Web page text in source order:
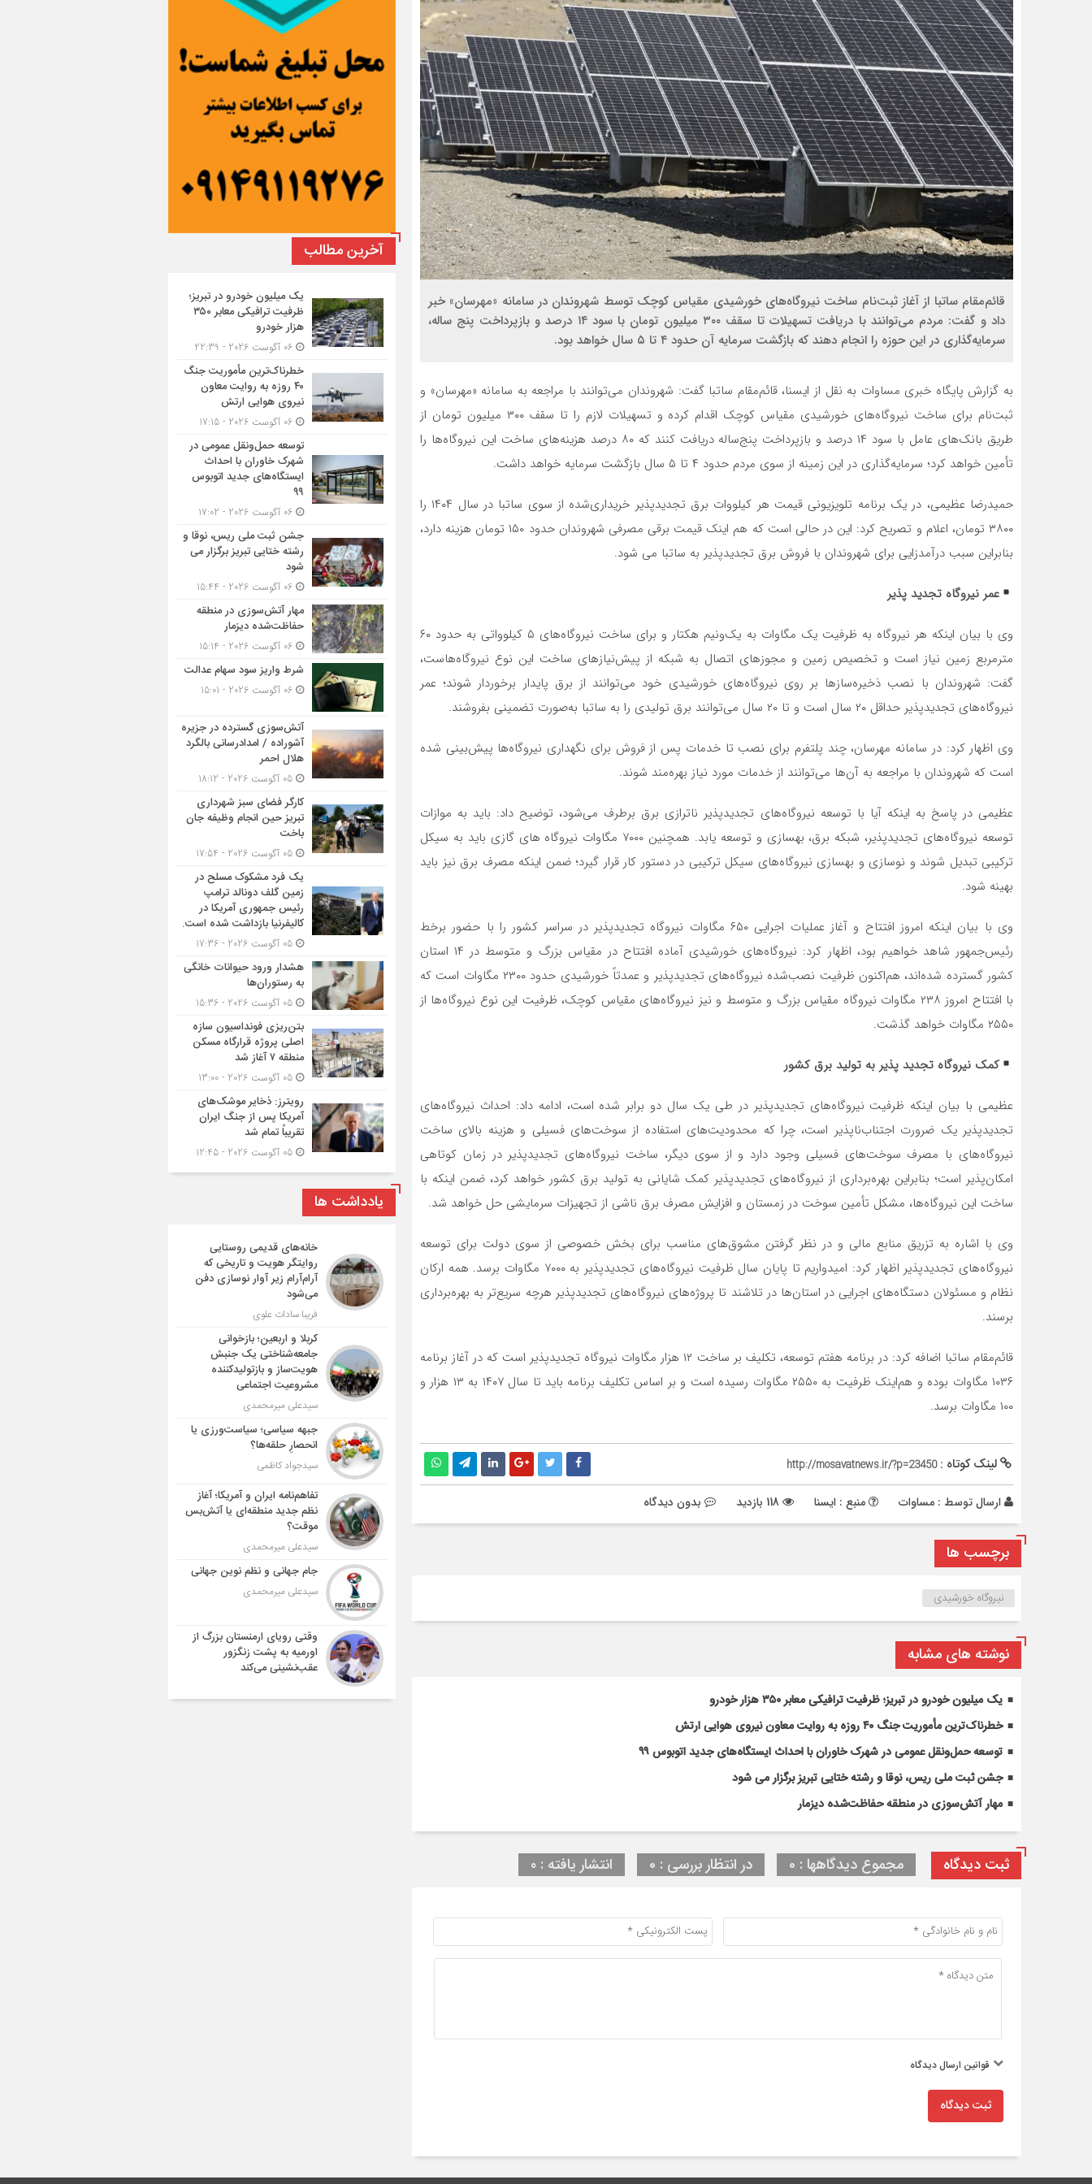
قائم‌مقام ساتبا از آغاز ثبت‌نام ساخت نیروگاه‌های خورشیدی مقیاس کوچک توسط شهروندان در سامانه «مهرسان» خبر
داد و گفت: مردم می‌توانند با دریافت تسهیلات تا سقف ۳۰۰ میلیون تومان با سود ۱۴ درصد و بازپرداخت پنج ساله،
سرمایه‌گذاری در این حوزه را انجام دهند که بازگشت سرمایه آن حدود ۴ تا ۵ سال خواهد بود.
به گزارش پایگاه خبری مساوات به نقل از ایسنا، قائم‌مقام ساتبا گفت: شهروندان می‌توانند با مراجعه به سامانه «مهرسان» و
ثبت‌نام برای ساخت نیروگاه‌های خورشیدی مقیاس کوچک اقدام کرده و تسهیلات لازم را تا سقف ۳۰۰ میلیون تومان از
طریق بانک‌های عامل با سود ۱۴ درصد و بازپرداخت پنج‌ساله دریافت کنند که ۸۰ درصد هزینه‌های ساخت این نیروگاه‌ها را
تأمین خواهد کرد؛ سرمایه‌گذاری در این زمینه از سوی مردم حدود ۴ تا ۵ سال بازگشت سرمایه خواهد داشت.
حمیدرضا عظیمی، در یک برنامه تلویزیونی قیمت هر کیلووات برق تجدیدپذیر خریداری‌شده از سوی ساتبا در سال ۱۴۰۴ را
۳۸۰۰ تومان، اعلام و تصریح کرد: این در حالی است که هم اینک قیمت برقی مصرفی شهروندان حدود ۱۵۰ تومان هزینه دارد،
بنابراین سبب درآمدزایی برای شهروندان با فروش برق تجدیدپذیر به ساتبا می شود.
عمر نیروگاه تجدید پذیر
وی با بیان اینکه هر نیروگاه به ظرفیت یک مگاوات به یک‌ونیم هکتار و برای ساخت نیروگاه‌های ۵ کیلوواتی به حدود ۶۰
مترمربع زمین نیاز است و تخصیص زمین و مجوزهای اتصال به شبکه از پیش‌نیازهای ساخت این نوع نیروگاه‌هاست،
گفت: شهروندان با نصب ذخیره‌سازها بر روی نیروگاه‌های خورشیدی خود می‌توانند از برق پایدار برخوردار شوند؛ عمر
نیروگاه‌های تجدیدپذیر حداقل ۲۰ سال است و تا ۲۰ سال می‌توانند برق تولیدی را به ساتبا به‌صورت تضمینی بفروشند.
وی اظهار کرد: در سامانه مهرسان، چند پلتفرم برای نصب تا خدمات پس از فروش برای نگهداری نیروگاه‌ها پیش‌بینی شده
است که شهروندان با مراجعه به آن‌ها می‌توانند از خدمات مورد نیاز بهره‌مند شوند.
عظیمی در پاسخ به اینکه آیا با توسعه نیروگاه‌های تجدیدپذیر ناترازی برق برطرف می‌شود، توضیح داد: باید به موازات
توسعه نیروگاه‌های تجدیدپذیر، شبکه برق، بهسازی و توسعه یابد. همچنین ۷۰۰۰ مگاوات نیروگاه های گازی باید به سیکل
ترکیبی تبدیل شوند و نوسازی و بهسازی نیروگاه‌های سیکل ترکیبی در دستور کار قرار گیرد؛ ضمن اینکه مصرف برق نیز باید
بهینه شود.
وی با بیان اینکه امروز افتتاح و آغاز عملیات اجرایی ۶۵۰ مگاوات نیروگاه تجدیدپذیر در سراسر کشور را با حضور برخط
رئیس‌جمهور شاهد خواهیم بود، اظهار کرد: نیروگاه‌های خورشیدی آماده افتتاح در مقیاس بزرگ و متوسط در ۱۴ استان
کشور گسترده شده‌اند، هم‌اکنون ظرفیت نصب‌شده نیروگاه‌های تجدیدپذیر و عمدتاً خورشیدی حدود ۲۳۰۰ مگاوات است که
با افتتاح امروز ۲۳۸ مگاوات نیروگاه مقیاس بزرگ و متوسط و نیز نیروگاه‌های مقیاس کوچک، ظرفیت این نوع نیروگاه‌ها از
۲۵۵۰ مگاوات خواهد گذشت.
کمک نیروگاه تجدید پذیر به تولید برق کشور
عظیمی با بیان اینکه ظرفیت نیروگاه‌های تجدیدپذیر در طی یک سال دو برابر شده است، ادامه داد: احداث نیروگاه‌های
تجدیدپذیر یک ضرورت اجتناب‌ناپذیر است، چرا که محدودیت‌های استفاده از سوخت‌های فسیلی و هزینه بالای ساخت
نیروگاه‌های با مصرف سوخت‌های فسیلی وجود دارد و از سوی دیگر، ساخت نیروگاه‌های تجدیدپذیر در زمان کوتاهی
امکان‌پذیر است؛ بنابراین بهره‌برداری از نیروگاه‌های تجدیدپذیر کمک شایانی به تولید برق کشور خواهد کرد، ضمن اینکه با
ساخت این نیروگاه‌ها، مشکل تأمین سوخت در زمستان و افزایش مصرف برق ناشی از تجهیزات سرمایشی حل خواهد شد.
وی با اشاره به تزریق منابع مالی و در نظر گرفتن مشوق‌های مناسب برای بخش خصوصی از سوی دولت برای توسعه
نیروگاه‌های تجدیدپذیر اظهار کرد: امیدواریم تا پایان سال ظرفیت نیروگاه‌های تجدیدپذیر به ۷۰۰۰ مگاوات برسد. همه ارکان
نظام و مسئولان دستگاه‌های اجرایی در استان‌ها در تلاشند تا پروژه‌های نیروگاه‌های تجدیدپذیر هرچه سریع‌تر به بهره‌برداری
برسند.
قائم‌مقام ساتبا اضافه کرد: در برنامه هفتم توسعه، تکلیف بر ساخت ۱۲ هزار مگاوات نیروگاه تجدیدپذیر است که در آغاز برنامه
۱۰۳۶ مگاوات بوده و هم‌اینک ظرفیت به ۲۵۵۰ مگاوات رسیده است و بر اساس تکلیف برنامه باید تا سال ۱۴۰۷ به ۱۳ هزار و
۱۰۰ مگاوات برسد.
لینک کوتاه :http://mosavatnews.ir/?p=23450
ارسال توسط : مساوات منبع : ایسنا بدون دیدگاه
برچسب ها
نیروگاه خورشیدی
نوشته های مشابه
یک میلیون خودرو در تبریز؛ ظرفیت ترافیکی معابر ۳۵۰ هزار خودرو
خطرناک‌ترین مأموریت جنگ ۴۰ روزه به روایت معاون نیروی هوایی ارتش
توسعه حمل‌ونقل عمومی در شهرک خاوران با احداث ایستگاه‌های جدید اتوبوس ۹۹
جشن ثبت ملی ریس، نوقا و رشته ختایی تبریز برگزار می شود
مهار آتش‌سوزی در منطقه حفاظت‌شده دیزمار
ثبت دیدگاه مجموع دیدگاهها : 0 در انتظار بررسی : 0 انتشار یافته : ۰
قوانین ارسال دیدگاه
ثبت دیدگاه
آخرین مطالب
یک میلیون خودرو در تبریز؛
ظرفیت ترافیکی معابر ۳۵۰
هزار خودرو
خطرناک‌ترین مأموریت جنگ
۴۰ روزه به روایت معاون
نیروی هوایی ارتش
توسعه حمل‌ونقل عمومی در
شهرک خاوران با احداث
ایستگاه‌های جدید اتوبوس
۹۹
جشن ثبت ملی ریس، نوقا و
رشته ختایی تبریز برگزار می
شود
مهار آتش‌سوزی در منطقه
حفاظت‌شده دیزمار
شرط واریز سود سهام عدالت
آتش‌سوزی گسترده در جزیره
آشوراده / امدادرسانی بالگرد
هلال احمر
کارگر فضای سبز شهرداری
تبریز حین انجام وظیفه جان
باخت
یک فرد مشکوک مسلح در
زمین گلف دونالد ترامپ
رئیس جمهوری آمریکا در
کالیفرنیا بازداشت شده است.
هشدار ورود حیوانات خانگی
به رستوران‌ها
بتن‌ریزی فونداسیون سازه
اصلی پروژه قرارگاه مسکن
منطقه ۷ آغاز شد
رویترز: ذخایر موشک‌های
آمریکا پس از جنگ ایران
تقریباً تمام شد
یادداشت ها
خانه‌های قدیمی روستایی
روایتگر هویت و تاریخی که
آرام‌آرام زیر آوار نوسازی دفن
می‌شود
فریبا سادات علوی
کربلا و اربعین؛ بازخوانی
جامعه‌شناختی یک جنبش
هویت‌ساز و بازتولیدکننده
مشروعیت اجتماعی
سیدعلی میرمحمدی
جبهه سیاسی؛ سیاست‌ورزی یا
انحصارِ حلقه‌ها؟
سیدجواد کاظمی
تفاهم‌نامه ایران و آمریکا؛ آغاز
نظم جدید منطقه‌ای یا آتش‌بس
موقت؟
سیدعلی میرمحمدی
جام جهانی و نظم نوین جهانی
سیدعلی میرمحمدی
وقتی رویای ارمنستان بزرگ از
اورمیه به پشت زنگزور
عقب‌نشینی می‌کند